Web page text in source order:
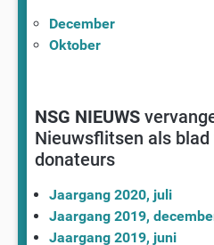
December
Oktober
NSG NIEUWS
Nieuwsflitsen als blad
donateurs
Jaargang 2020, juli
Jaargang 2019,
Jaargang 2019, juni